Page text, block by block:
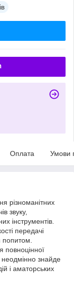
Оплата Умови
різноманітних
звуку,
інструментів.
передачі
попитом.
повноцінної
неодмінно знайде
і аматорських